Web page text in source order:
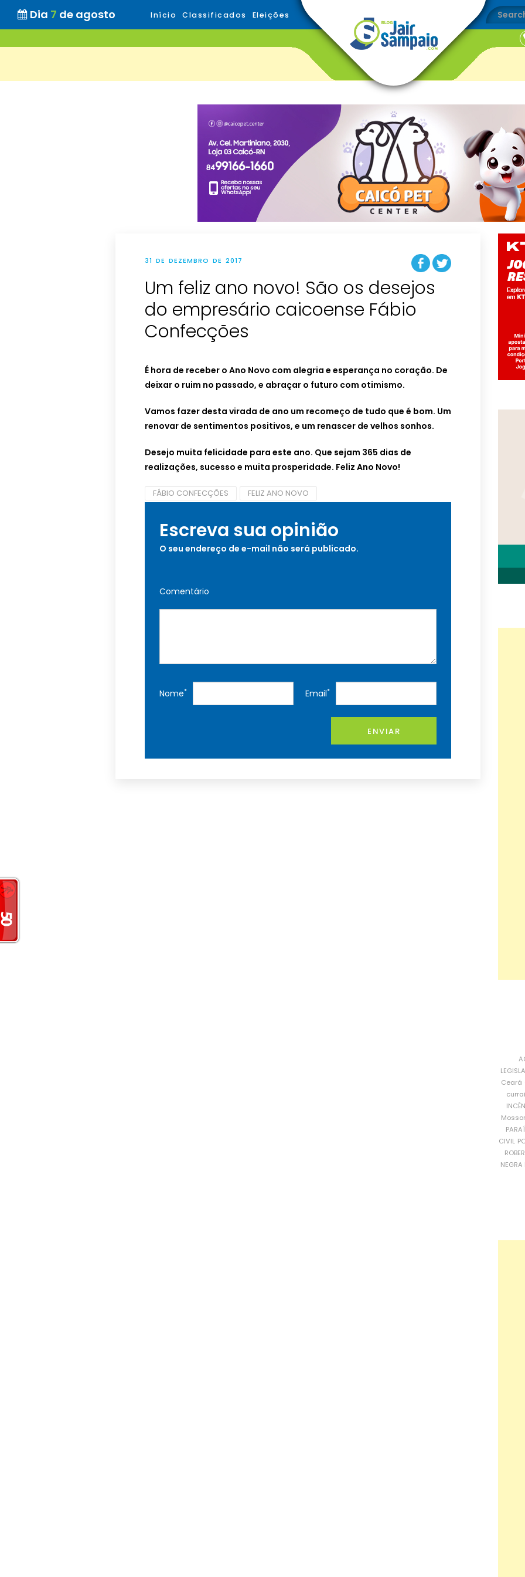
Dia 7 de agosto Início Classificados Eleições
31 DE DEZEMBRO DE 2017
Um feliz ano novo! São os desejos
do empresário caicoense Fábio
Confecções
É hora de receber o Ano Novo com alegria e esperança no coração. De
deixar o ruim no passado, e abraçar o futuro com otimismo.
Vamos fazer desta virada de ano um recomeço de tudo que é bom. Um
renovar de sentimentos positivos, e um renascer de velhos sonhos.
Desejo muita felicidade para este ano. Que sejam 365 dias de
realizações, sucesso e muita prosperidade. Feliz Ano Novo!
FÁBIO CONFECÇÕES FELIZ ANO NOVO
Escreva sua opinião
O seu endereço de e-mail não será publicado.
Comentário
Nome* Email*
ENVIAR
Ceará
CIVIL
NEGRA